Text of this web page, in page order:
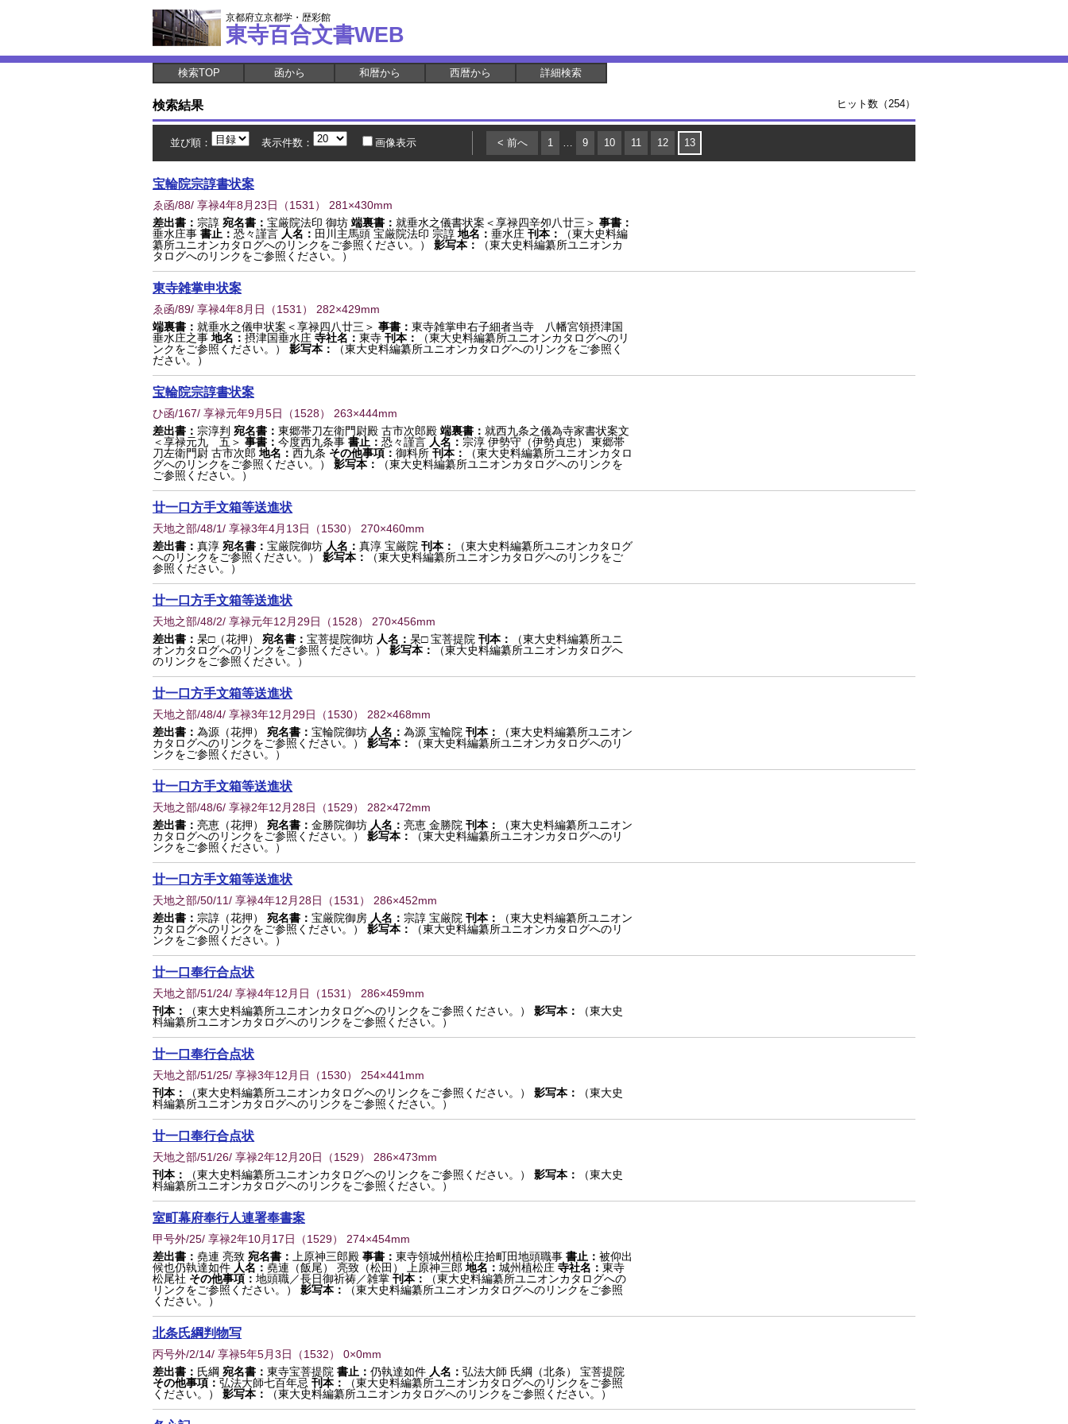
京都府立京都学・歴彩館
東寺百合文書WEB
検索TOP 函から 和暦から 西暦から 詳細検索
検索結果 ヒット数（254）
並び順： 表示件数： 画像表示 < 前へ 1 … 9 10 11 12 13
宝輪院宗諄書状案
ゑ函/88/ 享禄4年8月23日 （1531 ） 281×430mm
差出書： 宗諄 宛名書： 宝厳院法印 御坊 端裏書： 就垂水之儀書状案＜享禄四辛夘八廿三＞ 事書：
垂水庄事 書止： 恐々謹言 人名： 田川主馬頭 宝厳院法印 宗諄 地名： 垂水庄 刊本：
（東大史料編
纂所ユニオンカタログへのリンクをご参照ください。）
影写本：
（東大史料編纂所ユニオンカ
タログへのリンクをご参照ください。）
東寺雑掌申状案
ゑ函/89/ 享禄4年8月日 （1531 ） 282×429mm
端裏書： 就垂水之儀申状案＜享禄四八廿三＞ 事書： 東寺雑掌申右子細者当寺 八幡宮領摂津国
垂水庄之事 地名： 摂津国垂水庄 寺社名： 東寺 刊本：
（東大史料編纂所ユニオンカタログへのリ
ンクをご参照ください。）
影写本：
（東大史料編纂所ユニオンカタログへのリンクをご参照く
ださい。）
宝輪院宗諄書状案
ひ函/167/ 享禄元年9月5日 （1528） 263×444mm
差出書： 宗淳判 宛名書： 東郷帯刀左衛門尉殿 古市次郎殿 端裏書： 就西九条之儀為寺家書状案文
＜享禄元九 五＞ 事書： 今度西九条事 書止： 恐々謹言 人名： 宗淳 伊勢守（伊勢貞忠） 東郷帯
刀左衛門尉 古市次郎 地名： 西九条 その他事項： 御料所 刊本：
（東大史料編纂所ユニオンカタロ
グへのリンクをご参照ください。）
影写本：
（東大史料編纂所ユニオンカタログへのリンクを
ご参照ください。）
廿一口方手文箱等送進状
天地之部/48/1/ 享禄3年4月13日 （1530） 270×460mm
差出書： 真淳 宛名書： 宝厳院御坊 人名： 真淳 宝厳院 刊本：
（東大史料編纂所ユニオンカタログ
へのリンクをご参照ください。）
影写本：
（東大史料編纂所ユニオンカタログへのリンクをご
参照ください。）
廿一口方手文箱等送進状
天地之部/48/2/ 享禄元年12月29日 （1528） 270×456mm
差出書： 杲□（花押） 宛名書： 宝菩提院御坊 人名： 杲□ 宝菩提院 刊本：
（東大史料編纂所ユニ
オンカタログへのリンクをご参照ください。）
影写本：
（東大史料編纂所ユニオンカタログへ
のリンクをご参照ください。）
廿一口方手文箱等送進状
天地之部/48/4/ 享禄3年12月29日 （1530） 282×468mm
差出書： 為源（花押） 宛名書： 宝輪院御坊 人名： 為源 宝輪院 刊本：
（東大史料編纂所ユニオン
カタログへのリンクをご参照ください。）
影写本：
（東大史料編纂所ユニオンカタログへのリ
ンクをご参照ください。）
廿一口方手文箱等送進状
天地之部/48/6/ 享禄2年12月28日 （1529） 282×472mm
差出書： 亮恵（花押） 宛名書： 金勝院御坊 人名： 亮恵 金勝院 刊本：
（東大史料編纂所ユニオン
カタログへのリンクをご参照ください。）
影写本：
（東大史料編纂所ユニオンカタログへのリ
ンクをご参照ください。）
廿一口方手文箱等送進状
天地之部/50/11/ 享禄4年12月28日 （1531 ） 286×452mm
差出書： 宗諄（花押） 宛名書： 宝厳院御房 人名： 宗諄 宝厳院 刊本：
（東大史料編纂所ユニオン
カタログへのリンクをご参照ください。）
影写本：
（東大史料編纂所ユニオンカタログへのリ
ンクをご参照ください。）
廿一口奉行合点状
天地之部/51/24/ 享禄4年12月日 （1531 ） 286×459mm
刊本：
（東大史料編纂所ユニオンカタログへのリンクをご参照ください。） 影写本：
（東大史
料編纂所ユニオンカタログへのリンクをご参照ください。）
廿一口奉行合点状
天地之部/51/25/ 享禄3年12月日 （1530） 254×441mm
刊本：
（東大史料編纂所ユニオンカタログへのリンクをご参照ください。） 影写本：
（東大史
料編纂所ユニオンカタログへのリンクをご参照ください。）
廿一口奉行合点状
天地之部/51/26/ 享禄2年12月20日 （1529） 286×473mm
刊本：
（東大史料編纂所ユニオンカタログへのリンクをご参照ください。） 影写本：
（東大史
料編纂所ユニオンカタログへのリンクをご参照ください。）
室町幕府奉行人連署奉書案
甲号外/25/ 享禄2年10月17日 （1529） 274×454mm
差出書： 堯連 亮致 宛名書： 上原神三郎殿 事書： 東寺領城州植松庄拾町田地頭職事 書止： 被仰出
候也仍執達如件 人名： 堯連（飯尾） 亮致（松田） 上原神三郎 地名： 城州植松庄 寺社名： 東寺
松尾社 その他事項： 地頭職／長日御祈祷／雑掌 刊本：
（東大史料編纂所ユニオンカタログへの
リンクをご参照ください。）
影写本：
（東大史料編纂所ユニオンカタログへのリンクをご参照
ください。）
北条氏綱判物写
丙号外/2/14/ 享禄5年5月3日 （1532） 0×0mm
差出書： 氏綱 宛名書： 東寺宝菩提院 書止： 仍執達如件 人名： 弘法大師 氏綱（北条） 宝菩提院
その他事項： 弘法大師七百年忌 刊本：
（東大史料編纂所ユニオンカタログへのリンクをご参照
ください。）
影写本： （東大史料編纂所ユニオンカタログへのリンクをご参照ください。）